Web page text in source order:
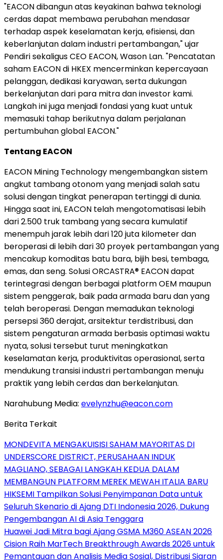
"EACON dibangun atas keyakinan bahwa teknologi
cerdas dapat membawa perubahan mendasar
terhadap aspek keselamatan kerja, efisiensi, dan
keberlanjutan dalam industri pertambangan," ujar
Pendiri sekaligus CEO EACON, Wason Lan. "Pencatatan
saham EACON di HKEX mencerminkan kepercayaan
pelanggan, dedikasi karyawan, serta dukungan
berkelanjutan dari para mitra dan investor kami.
Langkah ini juga menjadi fondasi yang kuat untuk
memasuki tahap berikutnya dalam perjalanan
pertumbuhan global EACON."
Tentang EACON
EACON Mining Technology mengembangkan sistem
angkut tambang otonom yang menjadi salah satu
solusi dengan tingkat penerapan tertinggi di dunia.
Hingga saat ini, EACON telah mengotomatisasi lebih
dari 2.500 truk tambang yang secara kumulatif
menempuh jarak lebih dari 120 juta kilometer dan
beroperasi di lebih dari 30 proyek pertambangan yang
mencakup komoditas batu bara, bijih besi, tembaga,
emas, dan seng. Solusi ORCASTRA® EACON dapat
terintegrasi dengan berbagai platform OEM maupun
sistem penggerak, baik pada armada baru dan yang
telah beroperasi. Dengan memadukan teknologi
persepsi 360 derajat, arsitektur terdistribusi, dan
sistem pengaturan armada berbasis optimasi waktu
nyata, solusi tersebut turut meningkatkan
keselamatan kerja, produktivitas operasional, serta
mendukung transisi industri pertambangan menuju
praktik yang lebih cerdas dan berkelanjutan.
Narahubung Media: evelynzhu@eacon.com
Berita Terkait
MONDEVITA MENGAKUISISI SAHAM MAYORITAS DI
UNDERSCORE DISTRICT, PERUSAHAAN INDUK
MAGLIANO, SEBAGAI LANGKAH KEDUA DALAM
MEMBANGUN PLATFORM MEREK MEWAH ITALIA BARU
HIKSEMI Tampilkan Solusi Penyimpanan Data untuk
Seluruh Skenario di Ajang DTI Indonesia 2026, Dukung
Pengembangan AI di Asia Tenggara
Huawei Jadi Mitra bagi Ajang GSMA M360 ASEAN 2026
Cision Raih MarTech Breakthrough Awards 2026 untuk
Pemantauan dan Analisis Media Sosial, Distribusi Siaran